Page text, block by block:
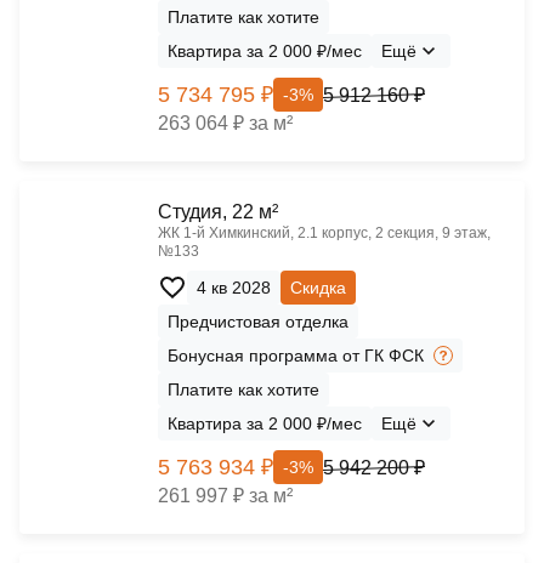
Платите как хотите
Квартира за 2 000 ₽/мес
Ещё
5 734 795 ₽ -3% 5 912 160 ₽
263 064 ₽ за м²
Cтудия, 22 м²
ЖК 1‑й Химкинский, 2.1 корпус, 2 секция, 9 этаж,
№133
4 кв 2028
Скидка
Предчистовая отделка
Бонусная программа от ГК ФСК
Платите как хотите
Квартира за 2 000 ₽/мес
Ещё
5 763 934 ₽ -3% 5 942 200 ₽
261 997 ₽ за м²